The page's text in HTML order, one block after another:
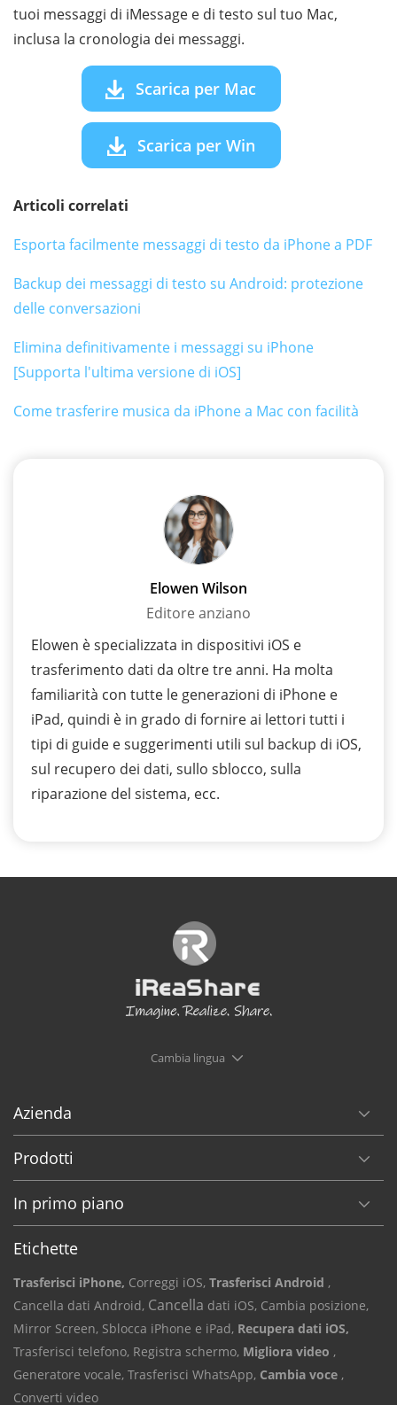
tuoi messaggi di iMessage e di testo sul tuo Mac,
inclusa la cronologia dei messaggi.
Scarica per Mac
Scarica per Win
Articoli correlati
Esporta facilmente messaggi di testo da iPhone a PDF
Backup dei messaggi di testo su Android: protezione
delle conversazioni
Elimina definitivamente i messaggi su iPhone
[Supporta l'ultima versione di iOS]
Come trasferire musica da iPhone a Mac con facilità
Elowen Wilson
Editore anziano
Elowen è specializzata in dispositivi iOS e
trasferimento dati da oltre tre anni. Ha molta
familiarità con tutte le generazioni di iPhone e
iPad, quindi è in grado di fornire ai lettori tutti i
tipi di guide e suggerimenti utili sul backup di iOS,
sul recupero dei dati, sullo sblocco, sulla
riparazione del sistema, ecc.
Cambia lingua
Azienda
Prodotti
In primo piano
Etichette
Trasferisci iPhone, Correggi iOS, Trasferisci Android ,
Cancella dati Android, Cancella dati iOS, Cambia posizione,
Mirror Screen, Sblocca iPhone e iPad, Recupera dati iOS,
Trasferisci telefono, Registra schermo, Migliora video ,
Generatore vocale, Trasferisci WhatsApp, Cambia voce ,
Converti video